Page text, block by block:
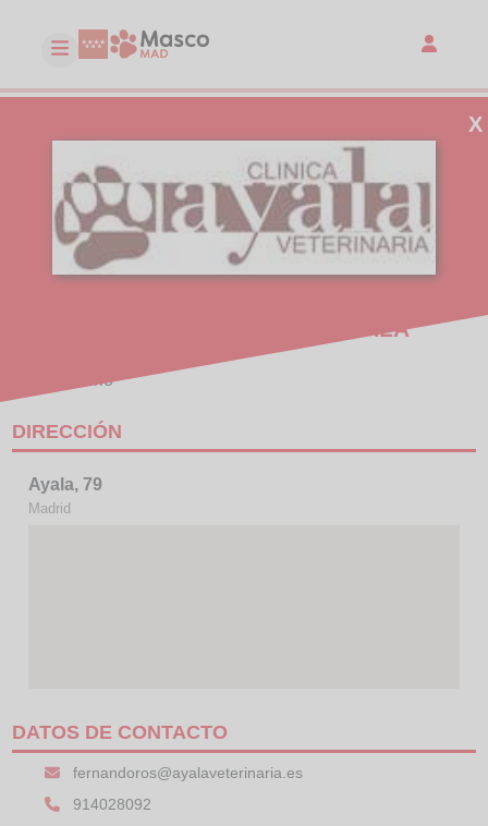
X
CLINICA VETERINARIA AYALA
Consultorio
DIRECCIÓN
Ayala, 79
Madrid
DATOS DE CONTACTO
fernandoros@ayalaveterinaria.es
914028092